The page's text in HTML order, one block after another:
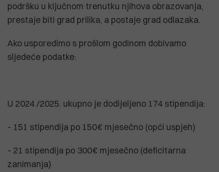
podršku u ključnom trenutku njihova obrazovanja,
prestaje biti grad prilika, a postaje grad odlazaka.
Ako usporedimo s prošlom godinom dobivamo
sljedeće podatke:
U 2024./2025. ukupno je dodijeljeno 174 stipendija:
– 151 stipendija po 150 € mjesečno (opći uspjeh)
– 21 stipendija po 300 € mjesečno (deficitarna
zanimanja)